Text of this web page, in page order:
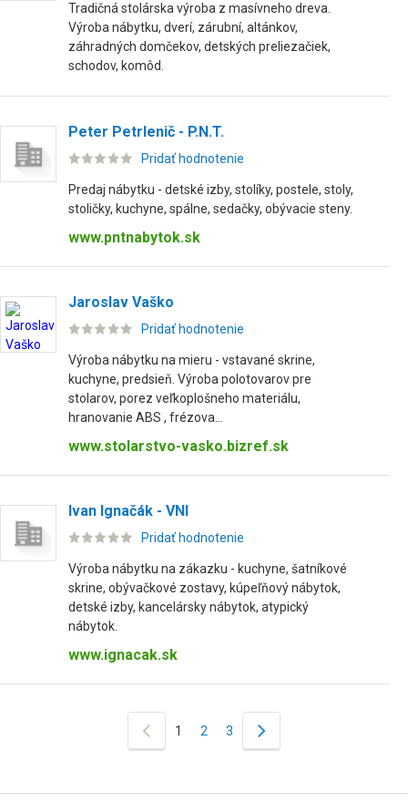
Tradičná stolárska výroba z masívneho dreva.
Výroba nábytku, dverí, zárubní, altánkov,
záhradných domčekov, detských preliezačiek,
schodov, komôd.
Peter Petrlenič - P.N.T.
Pridať hodnotenie
Predaj nábytku - detské izby, stolíky, postele, stoly,
stoličky, kuchyne, spálne, sedačky, obývacie steny.
www.pntnabytok.sk
Jaroslav Vaško
Pridať hodnotenie
Výroba nábytku na mieru - vstavané skrine,
kuchyne, predsieň. Výroba polotovarov pre
stolarov, porez veľkoplošneho materiálu,
hranovanie ABS , frézova...
www.stolarstvo-vasko.bizref.sk
Ivan Ignačák - VNI
Pridať hodnotenie
Výroba nábytku na zákazku - kuchyne, šatníkové
skrine, obývačkové zostavy, kúpeľňový nábytok,
detské izby, kancelársky nábytok, atypický
nábytok.
www.ignacak.sk
1 2 3